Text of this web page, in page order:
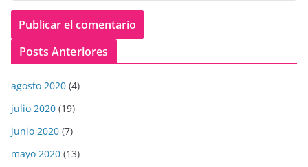
Posts Anteriores
agosto 2020 (4)
julio 2020 (19)
junio 2020 (7)
mayo 2020 (13)